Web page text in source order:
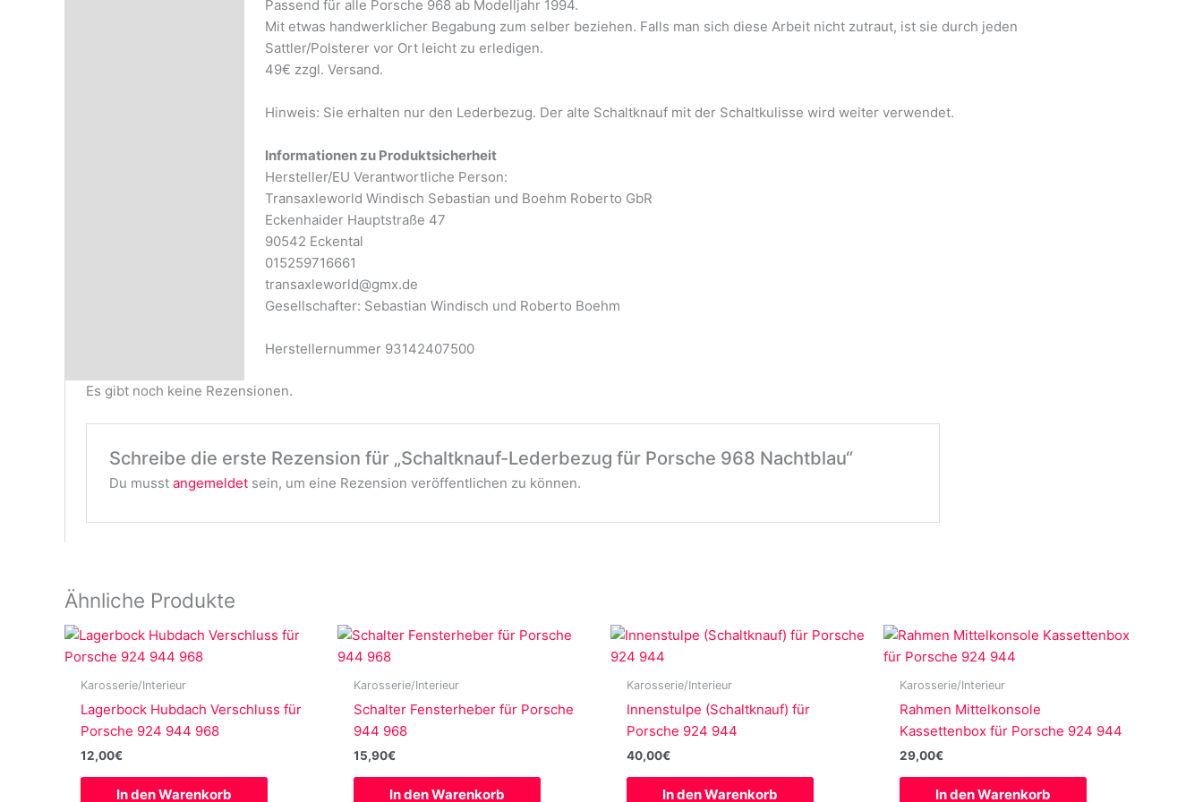
Passend für alle Porsche 968 ab Modelljahr 1994.
Mit etwas handwerklicher Begabung zum selber beziehen. Falls man sich diese Arbeit nicht zutraut, ist sie durch jeden
Sattler/Polsterer vor Ort leicht zu erledigen.
49€ zzgl. Versand.
Hinweis: Sie erhalten nur den Lederbezug. Der alte Schaltknauf mit der Schaltkulisse wird weiter verwendet.
Informationen zu Produktsicherheit
Hersteller/EU Verantwortliche Person:
Transaxleworld Windisch Sebastian und Boehm Roberto GbR
Eckenhaider Hauptstraße 47
90542 Eckental
015259716661
transaxleworld@gmx.de
Gesellschafter: Sebastian Windisch und Roberto Boehm
Herstellernummer 93142407500
Es gibt noch keine Rezensionen.
Schreibe die erste Rezension für „Schaltknauf-Lederbezug für Porsche 968 Nachtblau“
Du musst angemeldetsein, um eine Rezension veröffentlichen zu können.
Ähnliche Produkte
Karosserie/Interieur
Lagerbock Hubdach Verschluss für
Porsche 924 944 968
12,00€
In den Warenkorb
Karosserie/Interieur
Schalter Fensterheber für Porsche
944 968
15,90€
In den Warenkorb
Karosserie/Interieur
Innenstulpe (Schaltknauf) für
Porsche 924 944
40,00€
In den Warenkorb
Karosserie/Interieur
Rahmen Mittelkonsole
Kassettenbox für Porsche 924 944
29,00€
In den Warenkorb